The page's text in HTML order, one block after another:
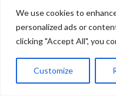
We use cookies to
personalized ads or
clicking "Accept All", you
Customize
سپاه به پایگاه
پیکر پاک سردار
در گلزار
شد